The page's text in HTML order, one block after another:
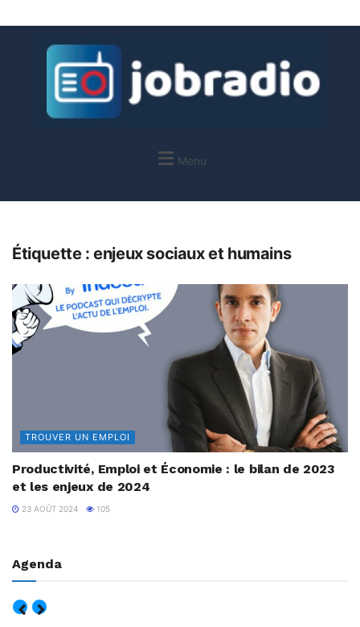
Menu
Étiquette :enjeux sociaux et humains
TROUVER UN EMPLOI
Productivité, Emploi et Économie : le bilan de 2023
et les enjeux de 2024
23 AOÛT 2024 105
Agenda